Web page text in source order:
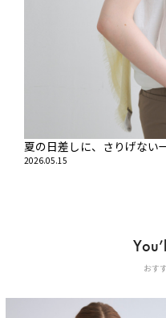
夏の日差しに、さりげない
2026.05.15
おす